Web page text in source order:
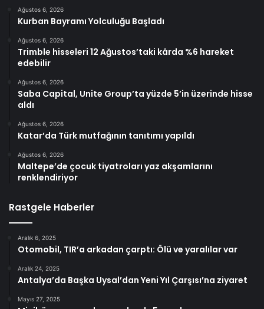
Ağustos 6, 2026
Kurban Bayramı Yolculuğu Başladı
Ağustos 6, 2026
Trimble hisseleri 12 Ağustos’taki kârda %6 hareket
edebilir
Ağustos 6, 2026
Saba Capital, Unite Group’ta yüzde 5’in üzerinde hisse
aldı
Ağustos 6, 2026
Katar’da Türk mutfağının tanıtımı yapıldı
Ağustos 6, 2026
Maltepe’de çocuk tiyatroları yaz akşamlarını
renklendiriyor
Rastgele Haberler
Aralık 6, 2025
Otomobil, TIR’a arkadan çarptı: Ölü ve yaralılar var
Aralık 24, 2025
Antalya’da Başka Uysal’dan Yeni Yıl Çarşısı’na ziyaret
Mayıs 27, 2025